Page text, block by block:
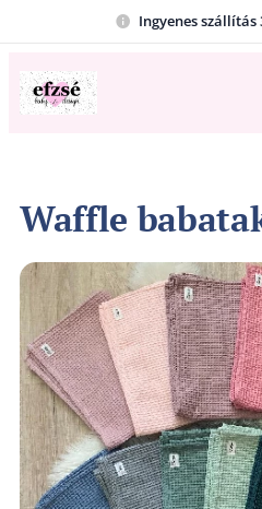
Ingyenes
Waffle